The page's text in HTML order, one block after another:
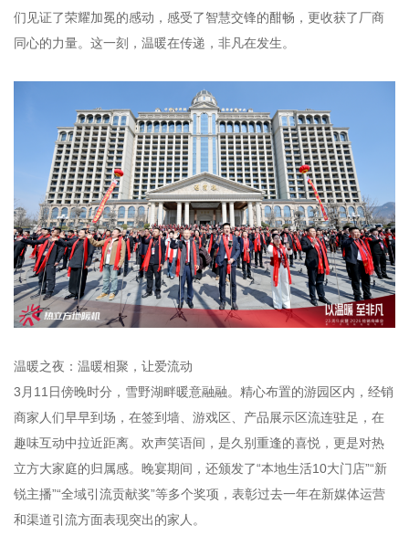
们见证了荣耀加冕的感动，感受了智慧交锋的酣畅，更收获了厂商
同心的力量。这一刻，温暖在传递，非凡在发生。
温暖之夜：温暖相聚，让爱流动
3月11日傍晚时分，雪野湖畔暖意融融。精心布置的游园区内，经销
商家人们早早到场，在签到墙、游戏区、产品展示区流连驻足，在
趣味互动中拉近距离。欢声笑语间，是久别重逢的喜悦，更是对热
立方大家庭的归属感。晚宴期间，还颁发了“本地生活10大门店”“新
锐主播”“全域引流贡献奖”等多个奖项，表彰过去一年在新媒体运营
和渠道引流方面表现突出的家人。